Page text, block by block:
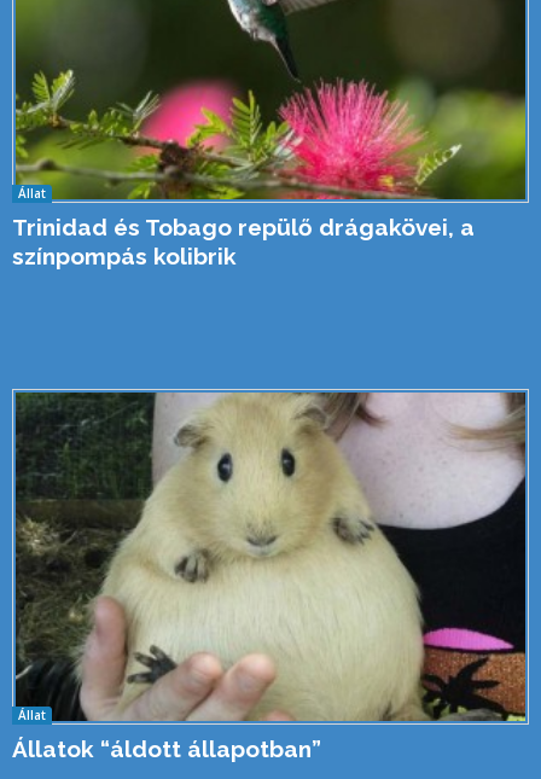
Állat
Trinidad és Tobago repülő drágakövei, a
színpompás kolibrik
Állat
Állatok “áldott állapotban”